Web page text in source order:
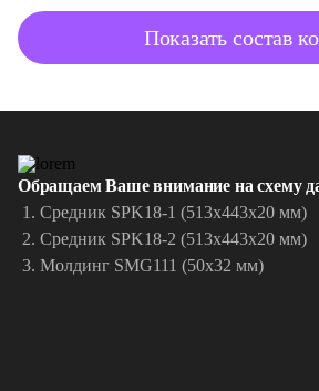
Показать состав
Обращаем Ваше внимание на схему
Средник SPK18-1 (513x443x20 мм)
Средник SPK18-2 (513x443x20 мм)
Молдинг SMG111 (50x32 мм)